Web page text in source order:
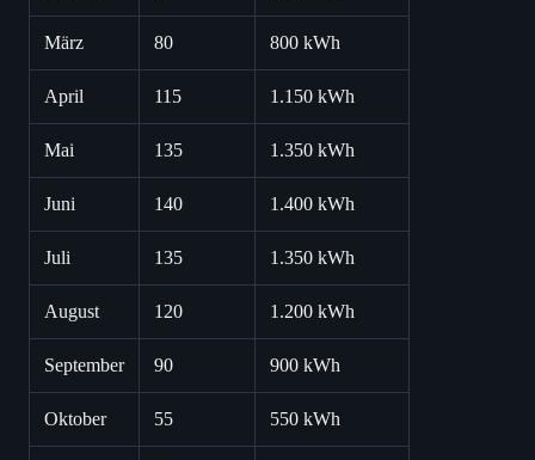
März 80 800 kWh
April 115 1.150 kWh
Mai 135 1.350 kWh
Juni 140 1.400 kWh
Juli 135 1.350 kWh
August 120 1.200 kWh
September 90 900 kWh
Oktober 55 550 kWh